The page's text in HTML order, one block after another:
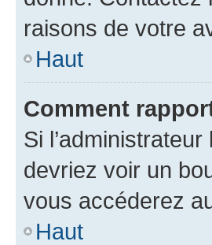
raisons de votre
Haut
Comment
Si
devriez voir un
vous accéderez
Haut